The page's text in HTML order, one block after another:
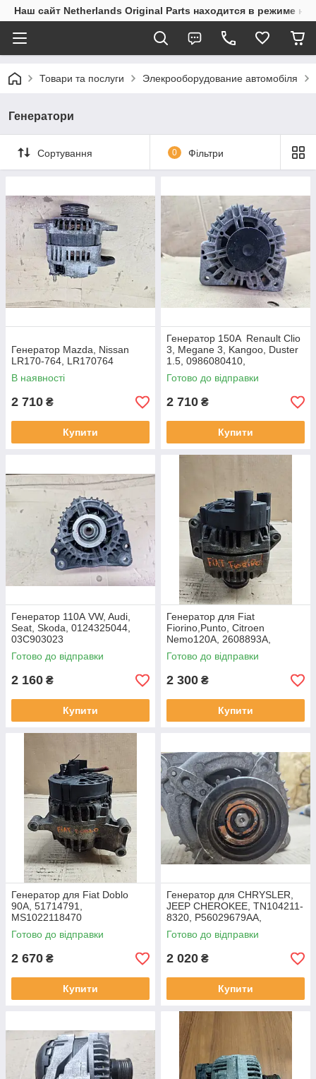
Наш сайт Netherlands Original Parts находится в режиме
Товари та послуги Элекрооборудование автомобіля
Генератори
Сортування 0 Фільтри
Генератор Mazda, Nissan
LR170-764, LR170764
В наявності
2 710 ₴
Купити
Генератор 150A Renault Clio
3, Megane 3, Kangoo, Duster
1.5, 0986080410,
0986XL4053
Готово до відправки
2 710 ₴
Купити
Генератор 110А VW, Audi,
Seat, Skoda, 0124325044,
03C903023
Готово до відправки
2 160 ₴
Купити
Генератор для Fiat
Fiorino,Punto, Citroen
Nemo120A, 2608893A,
B86851854103,310013684,T
G12S101
Готово до відправки
2 300 ₴
Купити
Генератор для Fiat Doblo
90A, 51714791,
MS1022118470
Готово до відправки
2 670 ₴
Купити
Генератор для CHRYSLER,
JEEP CHEROKEE, TN104211-
8320, P56029679AA,
TN1042118320, ДЕФЕКТ
КРІВИЙ ШКІВ
Готово до відправки
2 020 ₴
Купити